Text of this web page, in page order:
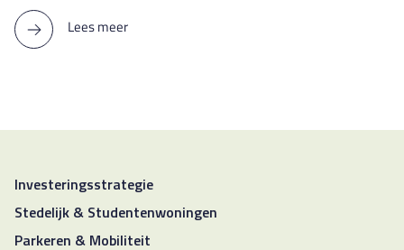
Lees meer
Investeringsstrategie
Stedelijk & Studentenwoningen
Parkeren & Mobiliteit